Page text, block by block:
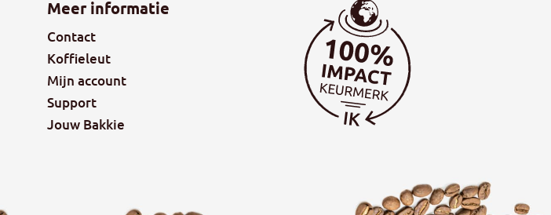
Meer informatie
Contact
Koffieleut
Mijn account
Support
Jouw Bakkie